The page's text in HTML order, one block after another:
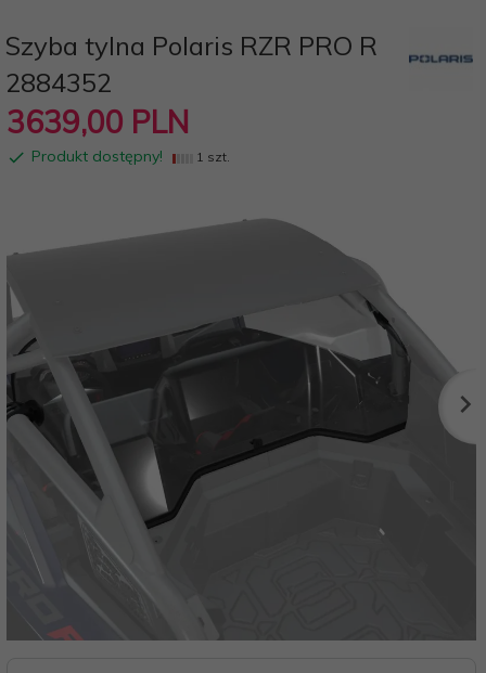
Szyba tylna Polaris RZR PRO R
2884352
3639,00 PLN
Produkt dostępny! 1 szt.